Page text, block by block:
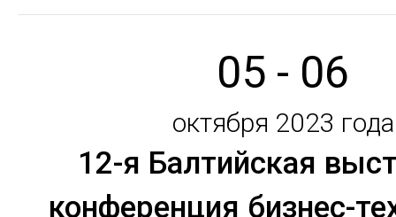
05 - 06
октября 2023 года
12-я Балтийская
конференция бизнес-